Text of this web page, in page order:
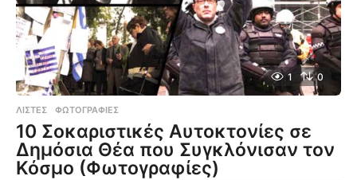
1 0
ΛΊΣΤΕΣ ,ΦΩΤΟΓΡΑΦΊΕΣ
10 Σοκαριστικές Αυτοκτονίες σε
Δημόσια Θέα που Συγκλόνισαν τον
Κόσμο (Φωτογραφίες)